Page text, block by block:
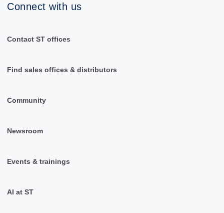
Connect with us
Contact ST offices
Find sales offices & distributors
Community
Newsroom
Events & trainings
AI at ST